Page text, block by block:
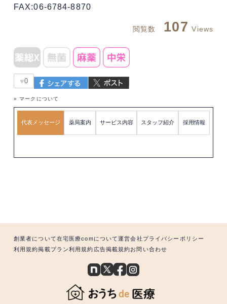
FAX:06-6784-8870
閲覧数 107 Views
♥0
» マークについて
代表メッセージ 薬局案内 サービス内容 スタッフ紹介 採用情報
創業者について在宅医療comについて運営会社 プライバシーポリシー
利用規約掲載プラン利用規約 広告掲載規約お問い合わせ